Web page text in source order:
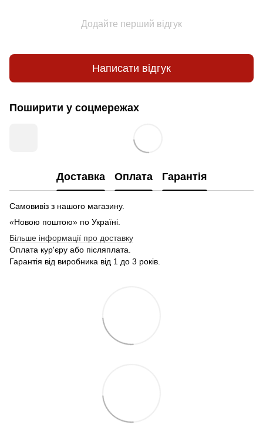
Додайте перший відгук
Написати відгук
Поширити у соцмережах
Доставка Оплата Гарантія
Самовивіз з нашого магазину.
«Новою поштою» по Україні.
Більше інформації про доставку
Оплата кур'єру або післяплата.
Гарантія від виробника від 1 до 3 років.